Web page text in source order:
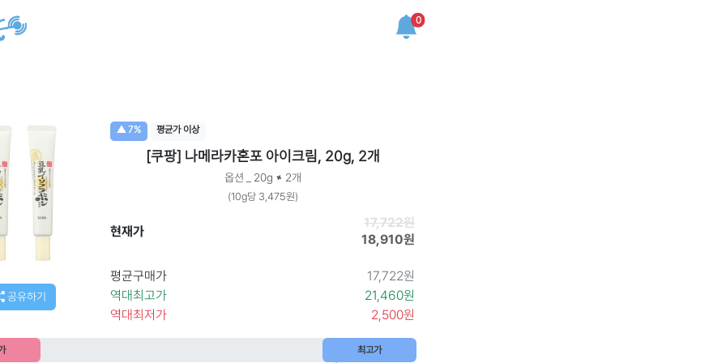
0
공유하기
▲ 7% 평균가 이상
[쿠팡] 나메라카혼포 아이크림, 20g, 2개
옵션 _ 20g × 2개
(10g당 3,475원)
현재가
17,722원
18,910원
평균구매가
17,722원
역대최고가
21,460원
역대최저가
2,500원
최고가